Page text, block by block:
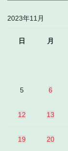
2023年11月
日 月
5 6
12 13
19 20